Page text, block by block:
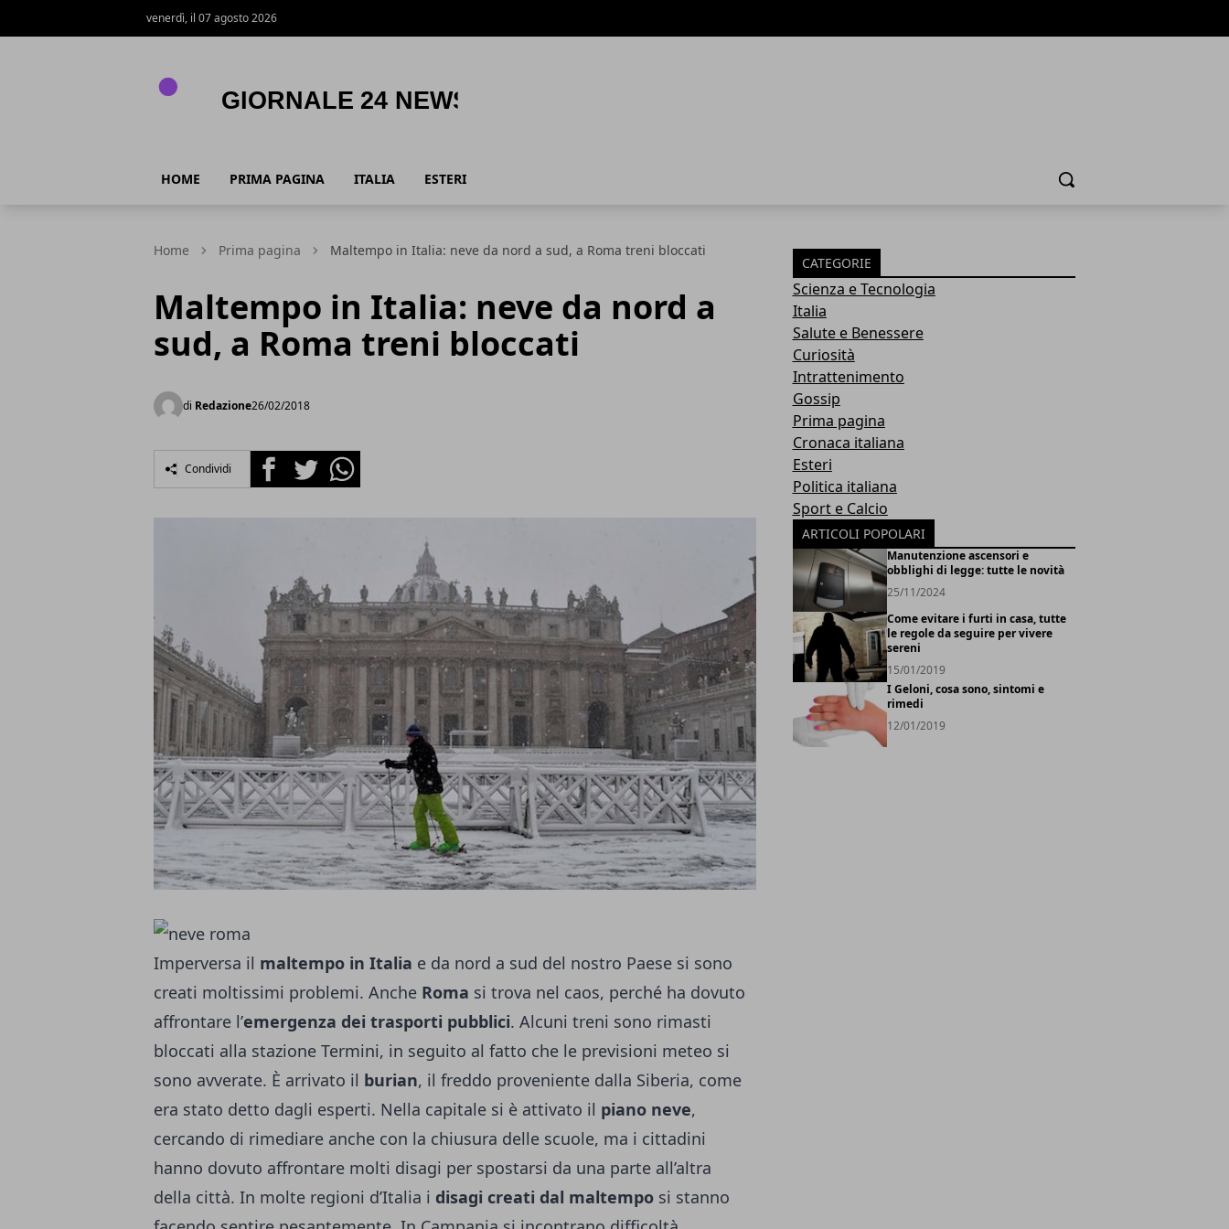
venerdì, il 07 agosto 2026
HOME PRIMA PAGINA ITALIA ESTERI Cerca
Home Prima pagina Maltempo in Italia: neve da nord a sud, a Roma treni bloccati
Maltempo in Italia: neve da nord a
sud, a Roma treni bloccati
di Redazione26/02/2018
Condividi FacebookTwitterWhatsapp
Imperversa il maltempo in Italia e da nord a sud del nostro Paese si sono
creati moltissimi problemi. Anche Roma si trova nel caos, perché ha dovuto
affrontare l’emergenza dei trasporti pubblici. Alcuni treni sono rimasti
bloccati alla stazione Termini, in seguito al fatto che le previsioni meteo si
sono avverate. È arrivato il burian, il freddo proveniente dalla Siberia, come
era stato detto dagli esperti. Nella capitale si è attivato il piano neve,
cercando di rimediare anche con la chiusura delle scuole, ma i cittadini
hanno dovuto affrontare molti disagi per spostarsi da una parte all’altra
della città. In molte regioni d’Italia i disagi creati dal maltempo si stanno
CATEGORIE
Scienza e Tecnologia
Italia
Salute e Benessere
Curiosità
Intrattenimento
Gossip
Prima pagina
Cronaca italiana
Esteri
Politica italiana
Sport e Calcio
ARTICOLI POPOLARI
Manutenzione ascensori e
obblighi di legge: tutte le novità
25/11/2024
Come evitare i furti in casa, tutte
le regole da seguire per vivere
sereni
15/01/2019
I Geloni, cosa sono, sintomi e
rimedi
12/01/2019